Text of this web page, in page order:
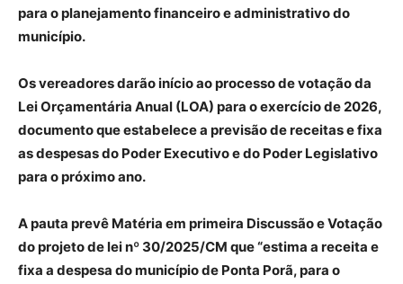
para o planejamento financeiro e administrativo do
município.
Os vereadores darão início ao processo de votação da
Lei Orçamentária Anual (LOA) para o exercício de 2026,
documento que estabelece a previsão de receitas e fixa
as despesas do Poder Executivo e do Poder Legislativo
para o próximo ano.
A pauta prevê Matéria em primeira Discussão e Votação
do projeto de lei nº 30/2025/CM que “estima a receita e
fixa a despesa do município de Ponta Porã, para o